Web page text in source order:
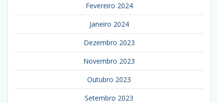
Fevereiro 2024
Janeiro 2024
Dezembro 2023
Novembro 2023
Outubro 2023
Setembro 2023